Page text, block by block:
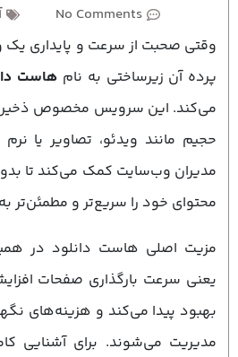
No Comments
وقتی صحبت از سرعت و پایداری
پرده آن زیرساختی به نام هاست
می‌کند. این سرویس مخصوص ذخیره
حجیم مانند ویدئو، تصاویر یا
مدیران وب‌سایت کمک می‌کند تا
محتوای خود را سریع‌تر و مطمئن‌تر به
مزیت اصلی هاست دانلود در
یعنی سرعت بارگذاری صفحات
بهبود پیدا می‌کند و هزینه‌های
مدیریت می‌شوند. برای آشنایی